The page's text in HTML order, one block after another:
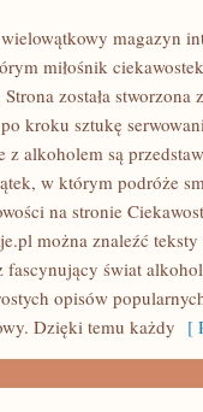
magazyn
miłośnik
została
kroku sztukę
z alkoholem są
w którym podróże
na stronie
można znaleźć
fascynujący świat
opisów
Dzięki temu każdy [